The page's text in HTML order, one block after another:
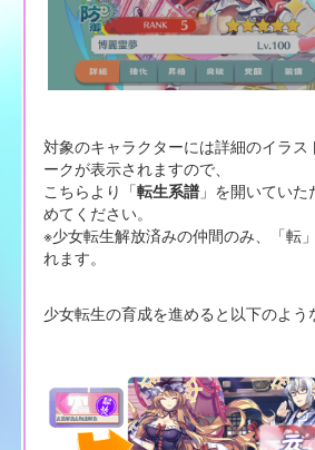
対象のキャラクターには詳細のイラス
ークが表示されますので、
こちらより「転生系譜」を開いていた
めてください。
※少女転生解放済みの仲間のみ、「転
れます。
少女転生の育成を進めると以下のよう